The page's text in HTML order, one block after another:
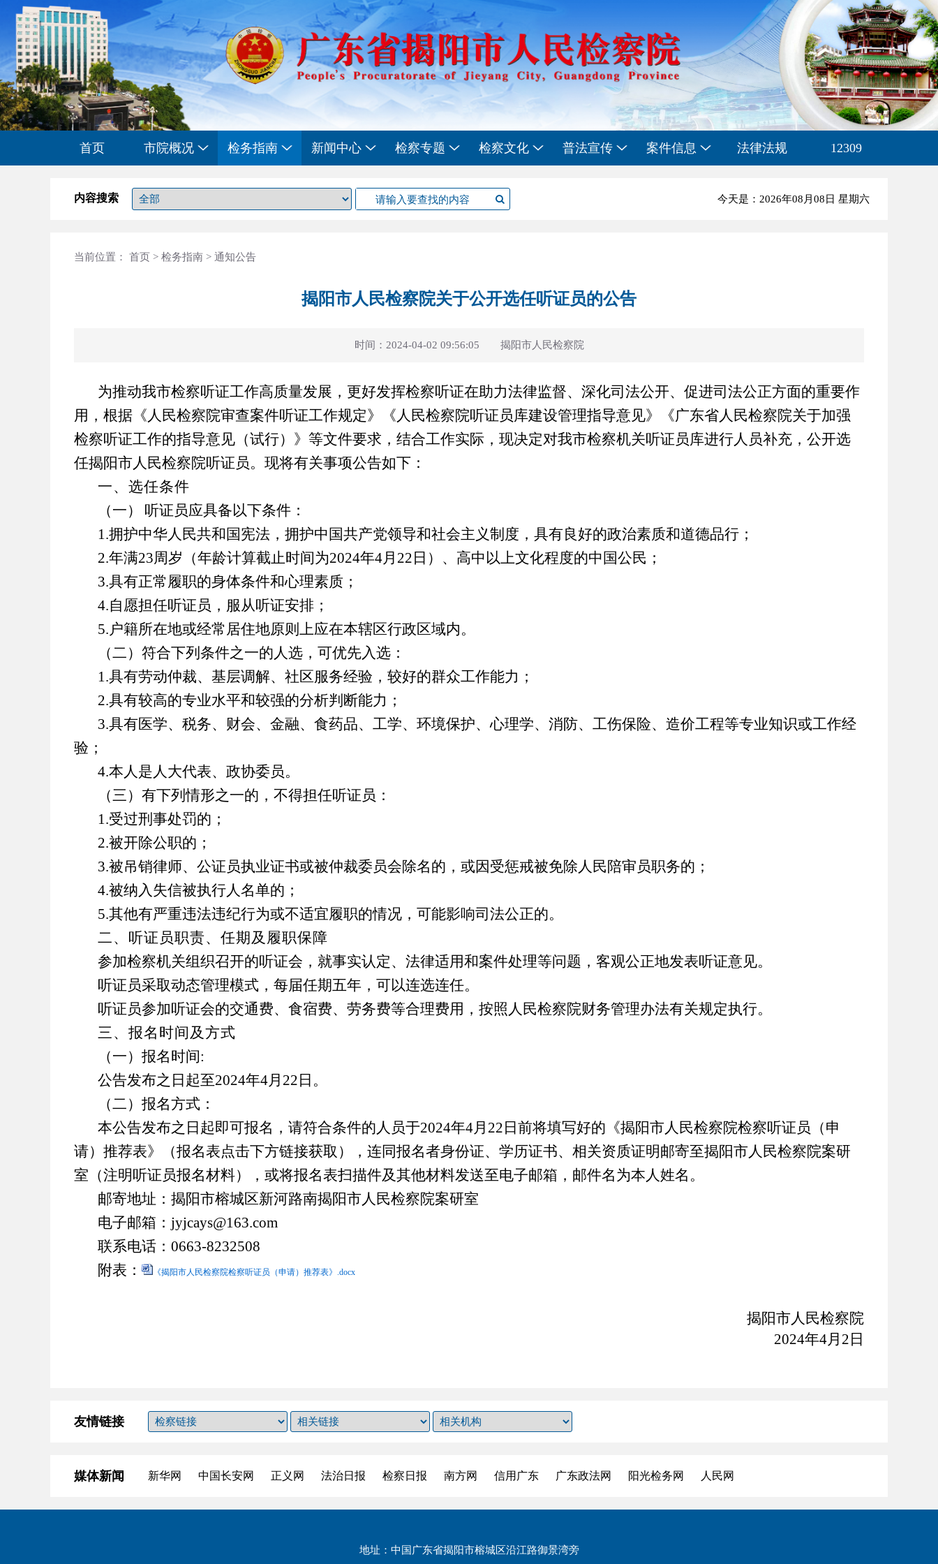
首页 市院概况 检务指南 新闻中心 检察专题 检察文化 普法宣传 案件信息 法律法规 12309
内容搜索 今天是：2026年08月08日 星期六
当前位置： 首页 > 检务指南 > 通知公告
揭阳市人民检察院关于公开选任听证员的公告
时间：2024-04-02 09:56:05 揭阳市人民检察院
为推动我市检察听证工作高质量发展，更好发挥检察听证在助力法律监督、深化司法公开、促进司法公正方面的重要作
用，根据《人民检察院审查案件听证工作规定》《人民检察院听证员库建设管理指导意见》《广东省人民检察院关于加强
检察听证工作的指导意见（试行）》等文件要求，结合工作实际，现决定对我市检察机关听证员库进行人员补充，公开选
任揭阳市人民检察院听证员。现将有关事项公告如下：
一、选任条件
（一）
听证员应具备以下条件：
1.拥护中华人民共和国宪法，拥护中国共产党领导和社会主义制度，具有良好的政治素质和道德品行；
2.年满23周岁（年龄计算截止时间为2024年4月 22 日）、 高中以上文化程度的中国公民；
3.具有正常履职的身体条件和心理素质；
4.自愿担任听证员，服从听证安排；
5. 户籍所在地或经常居住地原则上应在本辖区行政区域内。
（二）符合下列条件之一的人选，可优先入选：
1.具有劳动仲裁、基层调解、社区服务经验，较好的群众工作能力；
2.具有较高的专业水平和较强的分析判断能力；
3.具有医学、税务、财会、金融、食药品、工学、环境保护、心理学、消防、工伤保险、造价工程等专业知识或工作经
验；
4.本人是人大代表、政协委员。
（三）有下列情形之一的，不得担任听证员：
1.受过刑事处罚的；
2.被开除公职的；
3.被吊销律师、公证员执业证书或被仲裁委员会除名的，或因受惩戒被免除人民陪审员职务的；
4.被纳入失信被执行人名单的；
5.其他有严重违法违纪行为或不适宜履职的情况，可能影响司法公正的。
二、听证员职责、任期及履职保障
参加检察机关组织召开的听证会，就事实认定、法律适用和案件处理等问题，客观公正地发表听证意见。
听证员采取动态管理模式，每届任期五年，可以连选连任。
听证员参加听证会的交通费、食宿费、劳务费等合理费用，按照人民检察院财务管理办法有关规定执行。
三、报名时间及方式
（一）报名时间:
公告发布之 日起至2024年4月 22 日。
（二）报名方式：
本公告发布之日起即可报名，请符合条件的人员于2024年4月 22 日前将填写好的《揭阳市人民检察院检察听证员（申
请）推荐表》（报名表点击下方链接获取），连同报名者身份证、学历证书、相关资质证明邮寄至揭阳市人民检察院案研
室（注明听证员报名材料），或将报名表扫描件及其他材料发送至电子邮箱 ，邮件名为本人姓名。
邮寄地址：揭阳市榕城区新河路南揭阳市人民检察院案研室
电子邮箱： jyjcays@163.com
联系电话： 0663-8232508
附表：
《揭阳市人民检察院检察听证员（申请）推荐表》.docx
揭阳市人民检察院
2024年4月 2 日
友情链接
媒体新闻 新华网 中国长安网 正义网 法治日报 检察日报 南方网 信用广东 广东政法网 阳光检务网 人民网
地址：中国广东省揭阳市榕城区沿江路御景湾旁